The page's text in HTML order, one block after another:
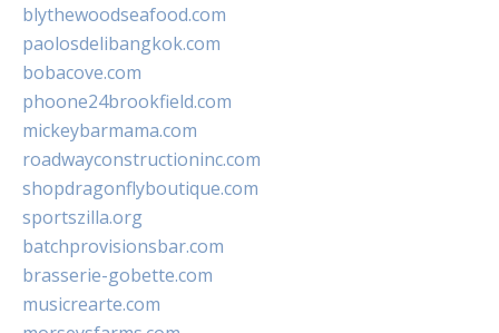
blythewoodseafood.com
paolosdelibangkok.com
bobacove.com
phoone24brookfield.com
mickeybarmama.com
roadwayconstructioninc.com
shopdragonflyboutique.com
sportszilla.org
batchprovisionsbar.com
brasserie-gobette.com
musicrearte.com